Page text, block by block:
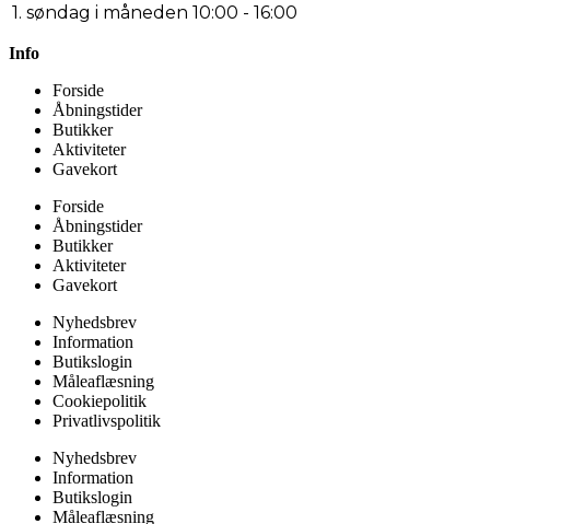
1. søndag i måneden 10:00 - 16:00
Info
Forside
Åbningstider
Butikker
Aktiviteter
Gavekort
Forside
Åbningstider
Butikker
Aktiviteter
Gavekort
Nyhedsbrev
Information
Butikslogin
Måleaflæsning
Cookiepolitik
Privatlivspolitik
Nyhedsbrev
Information
Butikslogin
Måleaflæsning